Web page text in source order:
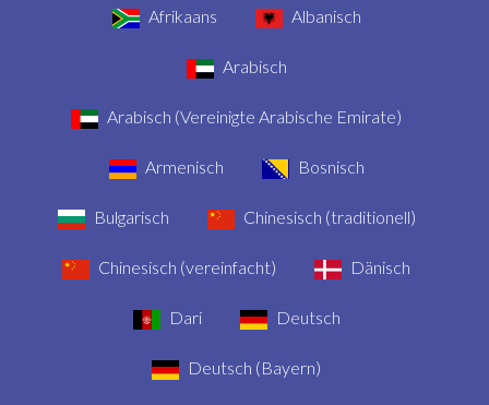
Afrikaans Albanisch
Arabisch
Arabisch (Vereinigte Arabische Emirate)
Armenisch Bosnisch
Bulgarisch Chinesisch (traditionell)
Chinesisch (vereinfacht) Dänisch
Dari Deutsch
Deutsch (Bayern)